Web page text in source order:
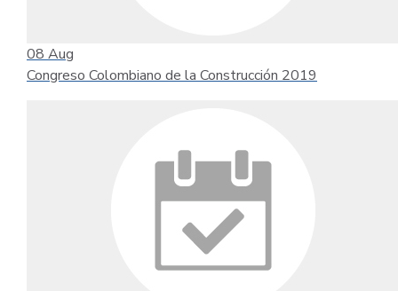
08 Aug
Congreso Colombiano de la Construcción 2019